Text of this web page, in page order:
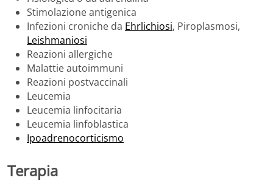
Stimolazione antigenica
Infezioni croniche da Ehrlichiosi, Piroplasmosi,
Leishmaniosi
Reazioni allergiche
Malattie autoimmuni
Reazioni postvaccinali
Leucemia
Leucemia linfocitaria
Leucemia linfoblastica
Ipoadrenocorticismo
Terapia